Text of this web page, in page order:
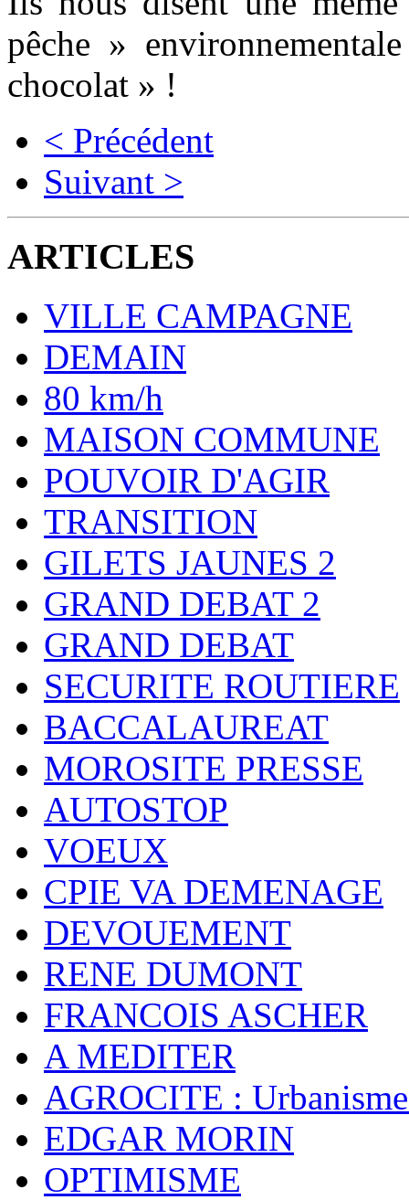
pêche »
chocolat » !
< Précédent
Suivant >
ARTICLES
VILLE CAMPAGNE
DEMAIN
80 km/h
MAISON COMMUNE
POUVOIR D'AGIR
TRANSITION
GILETS JAUNES 2
GRAND DEBAT 2
GRAND DEBAT
SECURITE ROUTIERE
BACCALAUREAT
MOROSITE PRESSE
AUTOSTOP
VOEUX
CPIE VA DEMENAGE
DEVOUEMENT
RENE DUMONT
FRANCOIS ASCHER
A MEDITER
AGROCITE :
EDGAR MORIN
OPTIMISME